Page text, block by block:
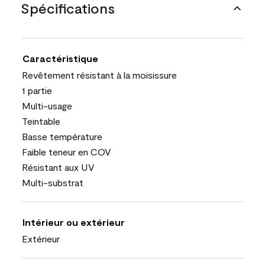
Spécifications
Caractéristique
Revêtement résistant à la moisissure
1 partie
Multi-usage
Teintable
Basse température
Faible teneur en COV
Résistant aux UV
Multi-substrat
Intérieur ou extérieur
Extérieur